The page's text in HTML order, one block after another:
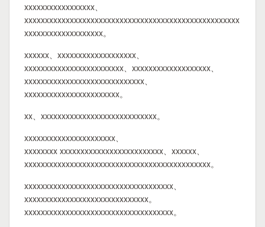
xxxxxxxxxxxxxxxxx、
xxxxxxxxxxxxxxxxxxxxxxxxxxxxxxxxxxxxxxxxxxxxxxxxxxxx
xxxxxxxxxxxxxxxxxxx。
xxxxxx、xxxxxxxxxxxxxxxxxxx、
xxxxxxxxxxxxxxxxxxxxxxxx、xxxxxxxxxxxxxxxxxxx、
xxxxxxxxxxxxxxxxxxxxxxxxxxxxx、
xxxxxxxxxxxxxxxxxxxxxxx。
xx、xxxxxxxxxxxxxxxxxxxxxxxxxxxx。
xxxxxxxxxxxxxxxxxxxxxx、
xxxxxxxx xxxxxxxxxxxxxxxxxxxxxxxxx、xxxxxx、
xxxxxxxxxxxxxxxxxxxxxxxxxxxxxxxxxxxxxxxxxxxxx。
xxxxxxxxxxxxxxxxxxxxxxxxxxxxxxxxxxxx、
xxxxxxxxxxxxxxxxxxxxxxxxxxxxxx。
xxxxxxxxxxxxxxxxxxxxxxxxxxxxxxxxxxxx。